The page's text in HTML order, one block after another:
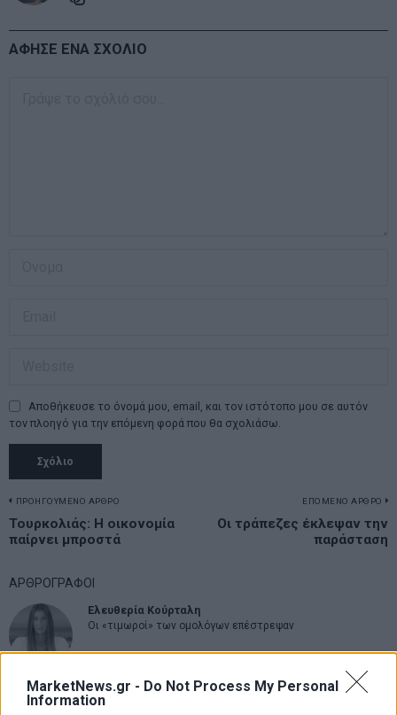
MarketNews.gr - Do Not Process My Personal
Information
ΑΦΗΣΕ ΕΝΑ ΣΧΟΛΙΟ
Αποθήκευσε το όνομά μου, email, και τον ιστότοπο μου σε αυτόν
τον πλοηγό για την επόμενη φορά που θα σχολιάσω.
Πλοήγηση
άρθρων
ΠΡΟΗΓΟΥΜΕΝΟ ΑΡΘΡΟ
Previous
post:
Τουρκολιάς: Η οικονομία
παίρνει μπροστά
ΕΠΟΜΕΝΟ ΑΡΘΡΟ
Οι τράπεζες έκλεψαν την
παράσταση
ΑΡΘΡΟΓΡΑΦΟΙ
Ελευθερία Κούρταλη
Οι «τιμωροί» των ομολόγων επέστρεψαν
Εύη Φραγκάκη
Η αληθινή παιδεία ξεκινά από την ψυχή…